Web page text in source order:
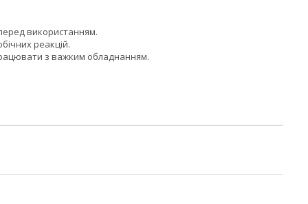
використанням.
реакцій.
з важким обладнанням.